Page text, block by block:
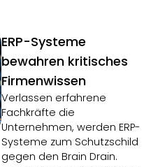
ERP-Systeme
bewahren kritisches
Firmenwissen
Verlassen erfahrene
Fachkräfte die
Unternehmen, werden ERP-
Systeme zum Schutzschild
gegen den Brain Drain.